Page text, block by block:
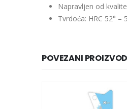
Napravljen od
Tvrdoća: HRC 52° –
POVEZANI